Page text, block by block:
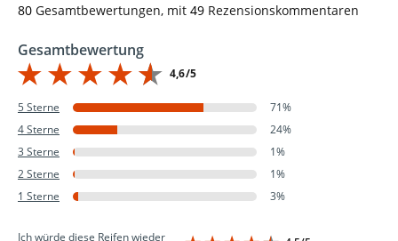
80 Gesamtbewertungen, mit 49 Rezensionskommentaren
Gesamtbewertung
4,6/5
5 Sterne
71%
4 Sterne
24%
3 Sterne
1%
2 Sterne
1%
1 Sterne
3%
Ich würde diese Reifen wieder